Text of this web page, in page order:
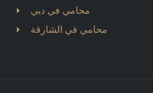
محامي في دبي
محامي في الشارقة